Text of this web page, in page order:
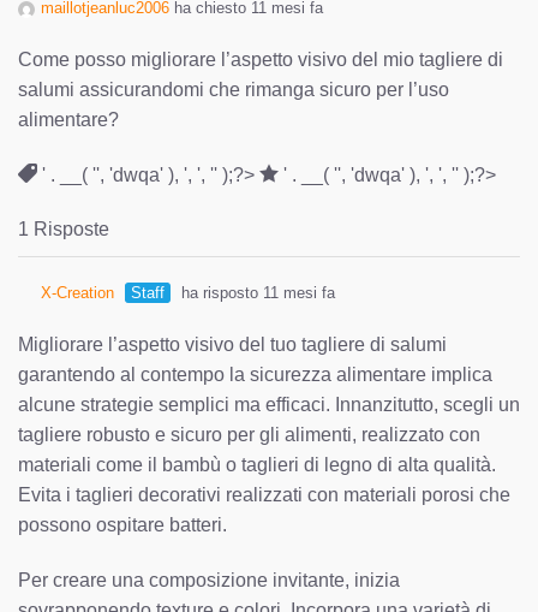
maillotjeanluc2006 ha chiesto 11 mesi fa
Come posso migliorare l’aspetto visivo del mio tagliere di
salumi assicurandomi che rimanga sicuro per l’uso
alimentare?
' . __( '', 'dwqa' ), ', ', '' );?> ' . __( '', 'dwqa' ), ', ', '' );?>
1 Risposte
X-Creation Staff ha risposto 11 mesi fa
Migliorare l’aspetto visivo del tuo tagliere di salumi
garantendo al contempo la sicurezza alimentare implica
alcune strategie semplici ma efficaci. Innanzitutto, scegli un
tagliere robusto e sicuro per gli alimenti, realizzato con
materiali come il bambù o taglieri di legno di alta qualità.
Evita i taglieri decorativi realizzati con materiali porosi che
possono ospitare batteri.
Per creare una composizione invitante, inizia